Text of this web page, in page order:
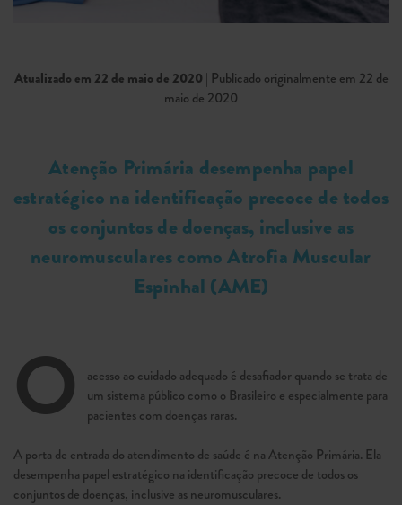
Atualizado em 22 de maio de 2020 | Publicado originalmente em 22 de
maio de 2020
Atenção Primária desempenha papel
estratégico na identificação precoce de todos
os conjuntos de doenças, inclusive as
neuromusculares como Atrofia Muscular
Espinhal (AME)
O
acesso ao cuidado adequado é desafiador quando se trata de
um sistema público como o Brasileiro e especialmente para
pacientes com doenças raras.
A porta de entrada do atendimento de saúde é na Atenção Primária. Ela
desempenha papel estratégico na identificação precoce de todos os
conjuntos de doenças, inclusive as neuromusculares.